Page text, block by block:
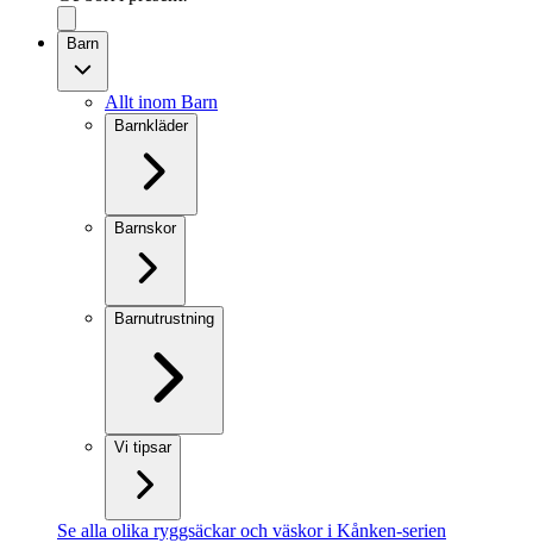
Barn
Allt inom Barn
Barnkläder
Barnskor
Barnutrustning
Vi tipsar
Se alla olika ryggsäckar och väskor i Kånken-serien